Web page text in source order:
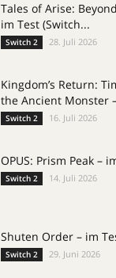
Tales of Arise:
im Test (Switch...
Switch 2 28. Juli 2026
Kingdom’s Return:
the Ancient Monster
Switch 2 16. Juli 2026
OPUS: Prism Peak –
Switch 2 14. Juli 2026
Shuten Order – im
Switch 2 29. Juni 2026